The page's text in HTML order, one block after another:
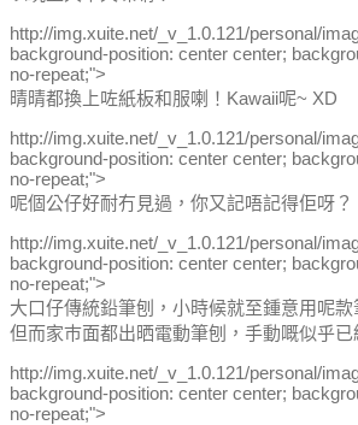
http://img.xuite.net/_v_1.0.121/personal/
background-position: center center;
no-repeat;">
晴晴都換上咗紙板和服喇！Kawaii呢~ XD
http://img.xuite.net/_v_1.0.121/personal/
background-position: center center;
no-repeat;">
呢個公仔好耐冇見過，你又記唔記得佢呀？
http://img.xuite.net/_v_1.0.121/personal/
background-position: center center;
no-repeat;">
大口仔傳統鉛筆刨，小時候就至鍾意用呢款
但而家巿面都出晒電動筆刨，手動嘅似乎已
http://img.xuite.net/_v_1.0.121/personal/
background-position: center center;
no-repeat;">